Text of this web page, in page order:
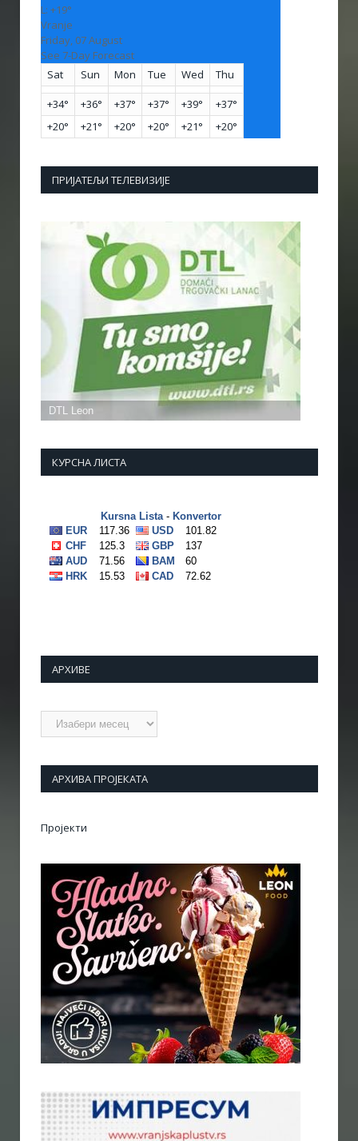
L: +19°
Vranje
Friday, 07 August
See 7-Day Forecast
Sat
Sun Mon Tue Wed Thu
+34° +36° +37° +37° +39° +37°
+20° +21° +20° +20° +21° +20°
ПРИЈАТЕЉИ ТЕЛЕВИЗИЈЕ
КУРСНА ЛИСТА
АРХИВЕ
Архиве
АРХИВА ПРОЈЕКАТА
Пројекти